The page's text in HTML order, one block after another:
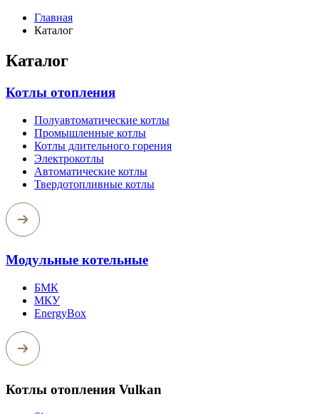
Главная
Каталог
Каталог
Котлы отопления
Полуавтоматические котлы
Промышленные котлы
Котлы длительного горения
Электрокотлы
Автоматические котлы
Твердотопливные котлы
Модульные котельные
БМК
МКУ
EnergyBox
Котлы отопления Vulkan